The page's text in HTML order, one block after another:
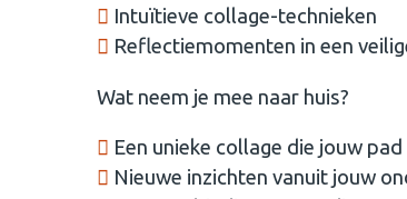
Intuïtieve collage-technieken
Reflectiemomenten in een
Wat neem je mee naar huis?
Een unieke collage die jouw
Nieuwe inzichten vanuit jouw